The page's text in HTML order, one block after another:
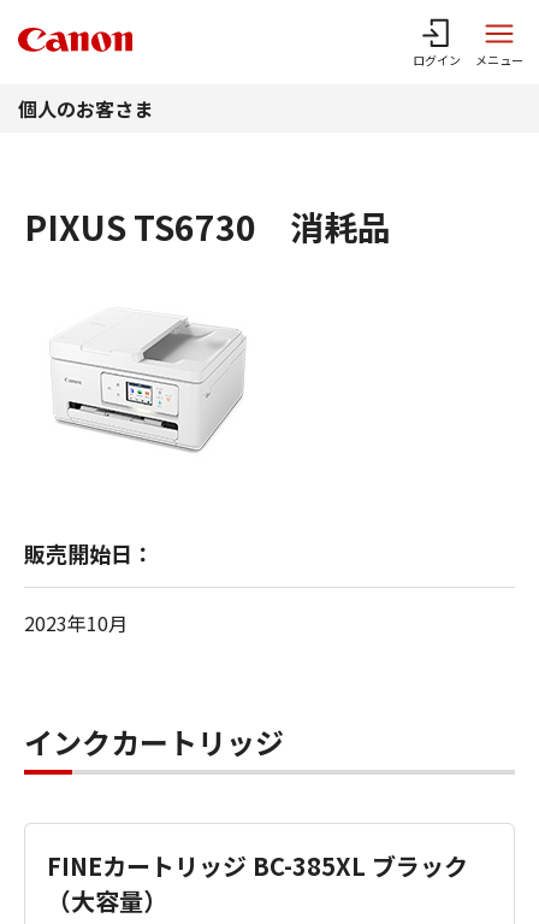
ログイン メニュー
個人のお客さま
PIXUS TS6730 消耗品
販売開始日：
2023年10月
インクカートリッジ
FINEカートリッジ BC-385XL ブラック
（大容量）